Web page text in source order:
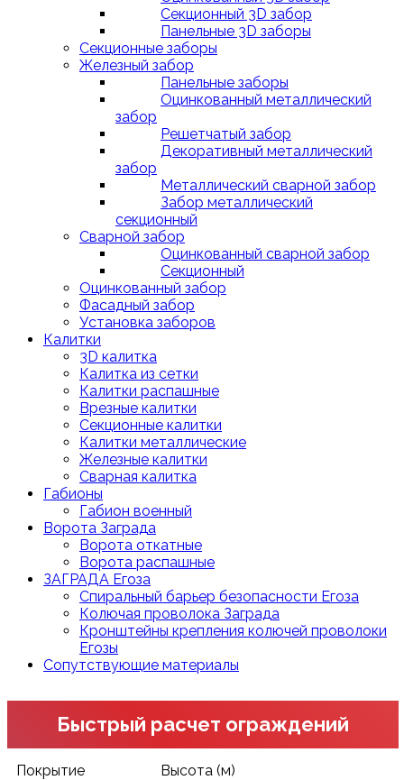
Секционный 3D забор
Панельные 3D заборы
Секционные заборы
Железный забор
Панельные заборы
Оцинкованный металлический
забор
Решетчатый забор
Декоративный металлический
забор
Металлический сварной забор
Забор металлический
секционный
Сварной забор
Оцинкованный сварной забор
Секционный
Оцинкованный забор
Фасадный забор
Установка заборов
Калитки
3D калитка
Калитка из сетки
Калитки распашные
Врезные калитки
Секционные калитки
Калитки металлические
Железные калитки
Сварная калитка
Габионы
Габион военный
Ворота Заграда
Ворота откатные
Ворота распашные
ЗАГРАДА Егоза
Спиральный барьер безопасности Егоза
Колючая проволока Заграда
Кронштейны крепления колючей проволоки
Егозы
Сопутствующие материалы
Быстрый расчет ограждений
Покрытие Высота (м)